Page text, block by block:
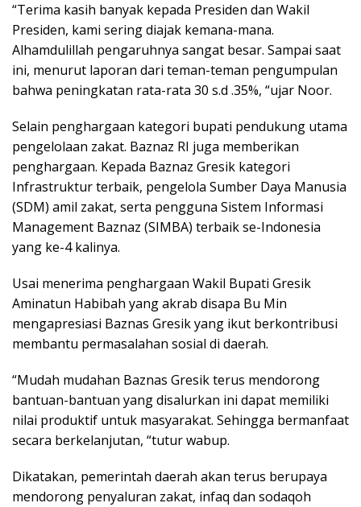
“Terima kasih banyak kepada Presiden dan Wakil
Presiden, kami sering diajak kemana-mana.
Alhamdulillah pengaruhnya sangat besar. Sampai saat
ini, menurut laporan dari teman-teman pengumpulan
bahwa peningkatan rata-rata 30 s.d .35%, “ujar Noor.
Selain penghargaan kategori bupati pendukung utama
pengelolaan zakat. Baznaz RI juga memberikan
penghargaan. Kepada Baznaz Gresik kategori
Infrastruktur terbaik, pengelola Sumber Daya Manusia
(SDM) amil zakat, serta pengguna Sistem Informasi
Management Baznaz (SIMBA) terbaik se-Indonesia
yang ke-4 kalinya.
Usai menerima penghargaan Wakil Bupati Gresik
Aminatun Habibah yang akrab disapa Bu Min
mengapresiasi Baznas Gresik yang ikut berkontribusi
membantu permasalahan sosial di daerah.
“Mudah mudahan Baznas Gresik terus mendorong
bantuan-bantuan yang disalurkan ini dapat memiliki
nilai produktif untuk masyarakat. Sehingga bermanfaat
secara berkelanjutan, “tutur wabup.
Dikatakan, pemerintah daerah akan terus berupaya
mendorong penyaluran zakat, infaq dan sodaqoh